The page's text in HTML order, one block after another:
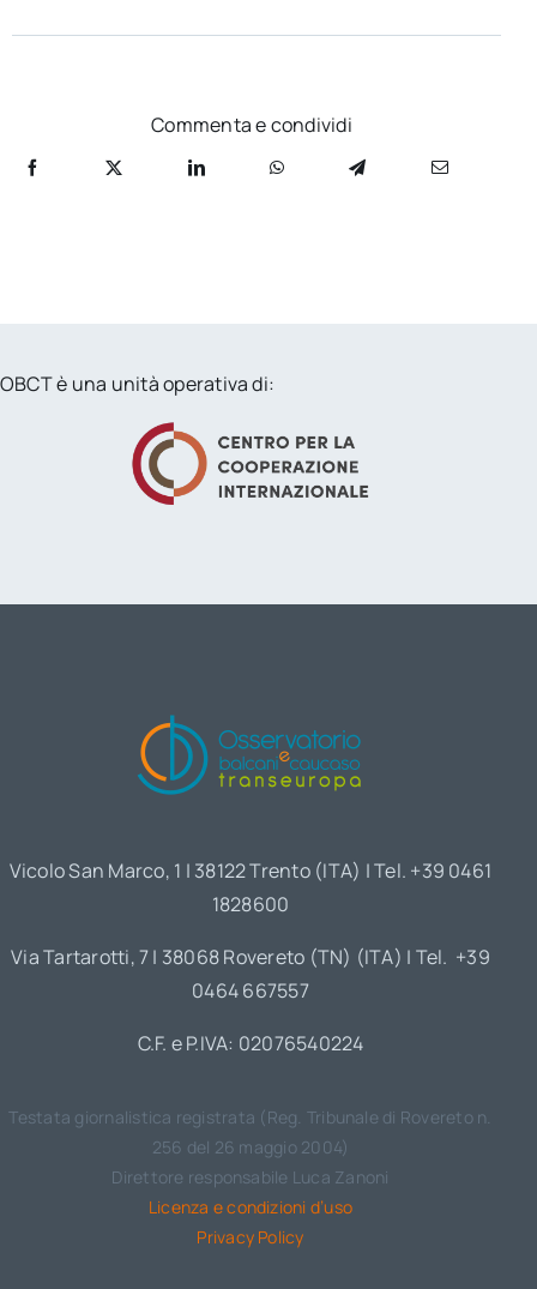
Commenta e condividi
OBCT è una unità operativa di:
Vicolo San Marco, 1 | 38122 Trento (ITA) | Tel. +39 0461
1828600
Via Tartarotti, 7 | 38068 Rovereto (TN) (ITA) | Tel. +39
0464 667557
C.F. e P.IVA: 02076540224
Testata giornalistica registrata (Reg. Tribunale di Rovereto n.
256 del 26 maggio 2004)
Direttore responsabile Luca Zanoni
Licenza e condizioni d’uso
Privacy Policy